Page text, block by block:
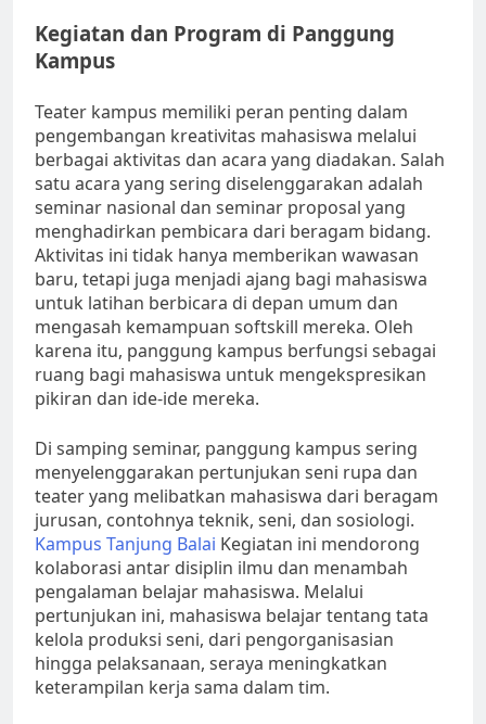
Kegiatan dan Program di Panggung
Kampus
Teater kampus memiliki peran penting dalam
pengembangan kreativitas mahasiswa melalui
berbagai aktivitas dan acara yang diadakan. Salah
satu acara yang sering diselenggarakan adalah
seminar nasional dan seminar proposal yang
menghadirkan pembicara dari beragam bidang.
Aktivitas ini tidak hanya memberikan wawasan
baru, tetapi juga menjadi ajang bagi mahasiswa
untuk latihan berbicara di depan umum dan
mengasah kemampuan softskill mereka. Oleh
karena itu, panggung kampus berfungsi sebagai
ruang bagi mahasiswa untuk mengekspresikan
pikiran dan ide-ide mereka.
Di samping seminar, panggung kampus sering
menyelenggarakan pertunjukan seni rupa dan
teater yang melibatkan mahasiswa dari beragam
jurusan, contohnya teknik, seni, dan sosiologi.
Kampus Tanjung Balai Kegiatan ini mendorong
kolaborasi antar disiplin ilmu dan menambah
pengalaman belajar mahasiswa. Melalui
pertunjukan ini, mahasiswa belajar tentang tata
kelola produksi seni, dari pengorganisasian
hingga pelaksanaan, seraya meningkatkan
keterampilan kerja sama dalam tim.